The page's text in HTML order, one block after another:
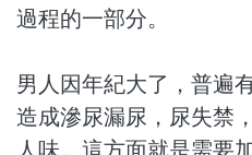
過程的一部分。
男人因年紀大了，普遍
造成滲尿漏尿，尿失禁
人味​​​​​。這方面就是需要